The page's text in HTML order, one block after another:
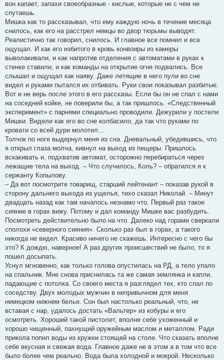
вон капает, запахи своеобразные - кислые, которые не с чем не
спутаешь.
Мишка как то рассказывал, что ему каждую ночь в течение месяца
снилось, как его на расстрел немцы во двор тюрьмы выводят.
Реалистично так говорил, снилось. И главное все помнил и все
ощущал. И как его избитого в кровь конвоиры из камеры
выволакивали, и как напротив отделения с автоматами в руках к
стенке ставили, и как команды на открытие огня подвались. Все
слышал и ощущал как наяву. Даже летящие в него пули во сне
видел и руками пытался их отбивать. Руки свои показывал разбитые.
Вот и не верь после этого в его рассказы. Если бы он не спал с нами
на соседней койке, не поверили бы, а так пришлось. «Следственный
эксперимент» с парнями специально проводили. Дежурили у постели
Мишки. Видели как его во сне колбасило, да так что руками по
кровати со всей дури молотил...
Толчок по ноге выдернул меня из сна. Дневальный, убедившись, что
я открыл глаза молча, кивнул на выход из пещеры. Пришлось
вскакивать и, подхватив автомат, осторожно перебираться через
лежащие тела на выход. – Что случилось, Коль? – обратился я к
сержанту Копылову.
– Да вот посмотрите товарищ, старший лейтенант – показав рукой в
сторону дальнего выхода из ущелья, тихо сказал Николай. – Минут
двадцать назад как там началось незнамо что. Первый раз такое
сияние в горах вижу. Потому и дал команду Мишке вас разбудить.
Посмотреть действительно было на что. Далеко над горами сверкали
сполохи «северного сияния». Сколько раз был в горах, а такого
никогда не видел. Красиво ничего не скажешь. Интересно с чего бы
это? К дождю, наверное! А раз других происшествий не было, то я
пошел досыпать.
Уснул мгновенно, как только голова опустилась на РД, а тело упало
на спальник. Мне снова приснилась та же самая землянка и капли,
падающие с потолка. Со своего места я разглядел тех, кто спал по
соседству. Двух молодых мужчин в непривычном для меня
немецком нижнем белье. Сон был настолько реальный, что, не
вставая с нар, удалось достать «Вальтер» из кобуры и его
осмотреть. Хороший такой пистолет, вполне себе ухоженный и
хорошо чищенный, пахнущий оружейным маслом и металлом. Ради
прикола попил воды из кружки стоящей на столе. Что сказать вполне
себе вкусная и свежая вода. Главное даже не в этом а в том что все
было более чем реально. Вода была холодной и мокрой. Несколько